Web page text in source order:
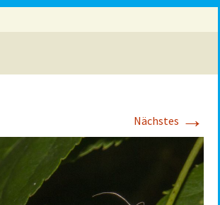
Nächstes →